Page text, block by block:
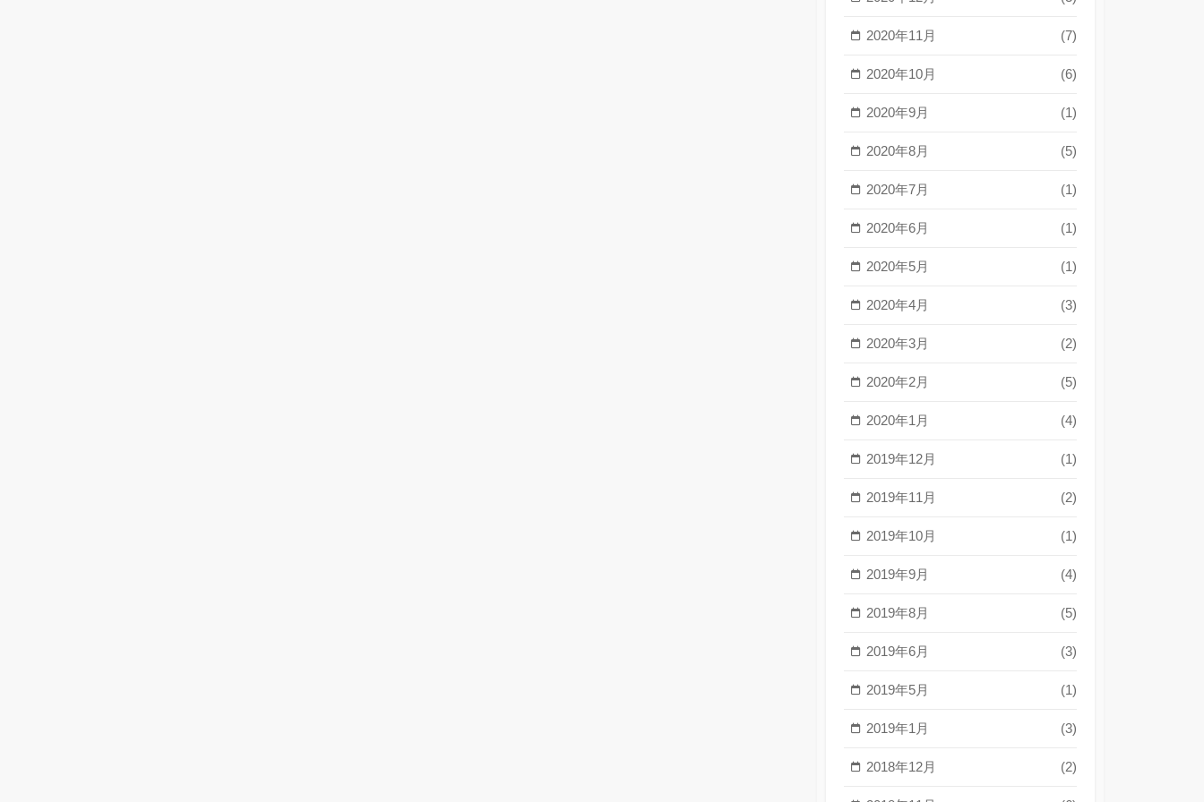
2020年11月 (7)
2020年10月 (6)
2020年9月 (1)
2020年8月 (5)
2020年7月 (1)
2020年6月 (1)
2020年5月 (1)
2020年4月 (3)
2020年3月 (2)
2020年2月 (5)
2020年1月 (4)
2019年12月 (1)
2019年11月 (2)
2019年10月 (1)
2019年9月 (4)
2019年8月 (5)
2019年6月 (3)
2019年5月 (1)
2019年1月 (3)
2018年12月 (2)